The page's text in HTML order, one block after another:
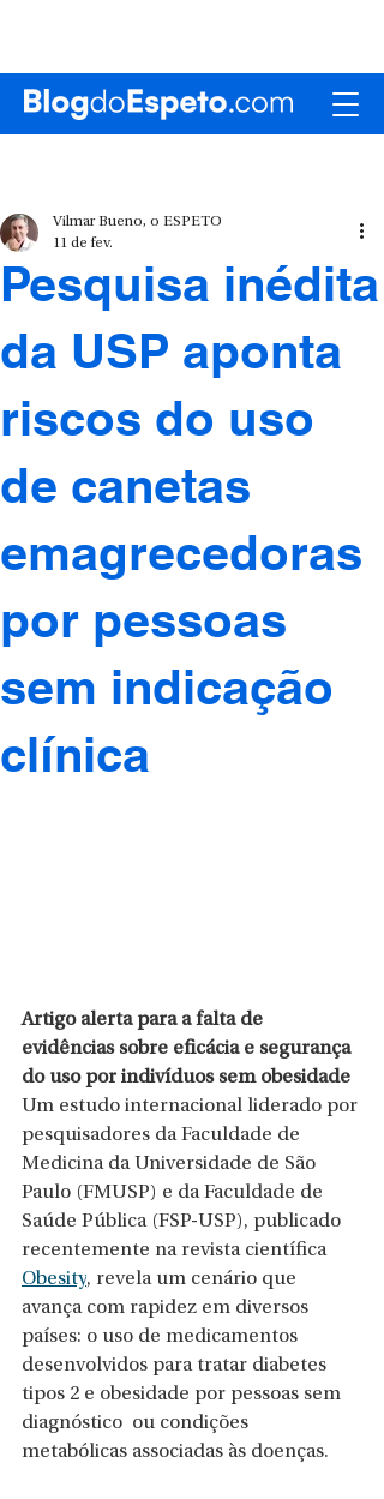
Pesquisa inédita
da USP aponta
riscos do uso
de canetas
emagrecedoras
por pessoas
sem indicação
clínica
Vilmar Bueno, o ESPETO
11 de fev.
Artigo alerta para a falta de
evidências sobre eficácia e segurança
do uso por indivíduos sem obesidade
Um estudo internacional liderado por
pesquisadores da Faculdade de
Medicina da Universidade de São
Paulo (FMUSP) e da Faculdade de
Saúde Pública (FSP-USP), publicado
recentemente na revista científica
Obesity, revela um cenário que
avança com rapidez em diversos
países: o uso de medicamentos
desenvolvidos para tratar diabetes
tipos 2 e obesidade por pessoas sem
diagnóstico  ou condições
metabólicas associadas às doenças.